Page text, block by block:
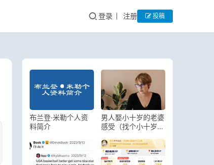
登录 注册 投稿
布兰登·米勒个人资
料简介
男人娶小十岁的老婆
感受（找个小十岁的